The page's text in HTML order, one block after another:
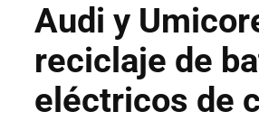
Audi y
reciclaje de
eléctricos de